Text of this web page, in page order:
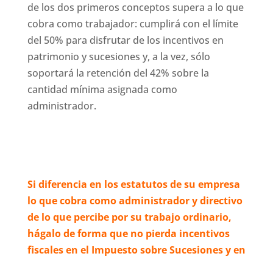
de los dos primeros conceptos supera a lo que
cobra como trabajador: cumplirá con el límite
del 50% para disfrutar de los incentivos en
patrimonio y sucesiones y, a la vez, sólo
soportará la retención del 42% sobre la
cantidad mínima asignada como
administrador.
Si diferencia en los estatutos de su empresa
lo que cobra como administrador y directivo
de lo que percibe por su trabajo ordinario,
hágalo de forma que no pierda incentivos
fiscales en el Impuesto sobre Sucesiones y en